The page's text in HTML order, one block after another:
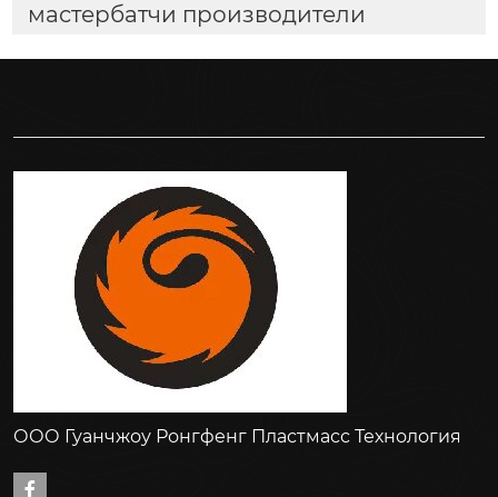
мастербатчи производители
ООО Гуанчжоу Ронгфенг Пластмасс Технология
